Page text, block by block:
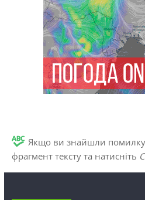
Якщо ви знайшли помилку,
фрагмент тексту та натисніть